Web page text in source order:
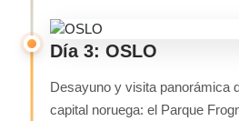
Día 3: OSLO
Desayuno y visita panorámica
capital noruega: el Parque